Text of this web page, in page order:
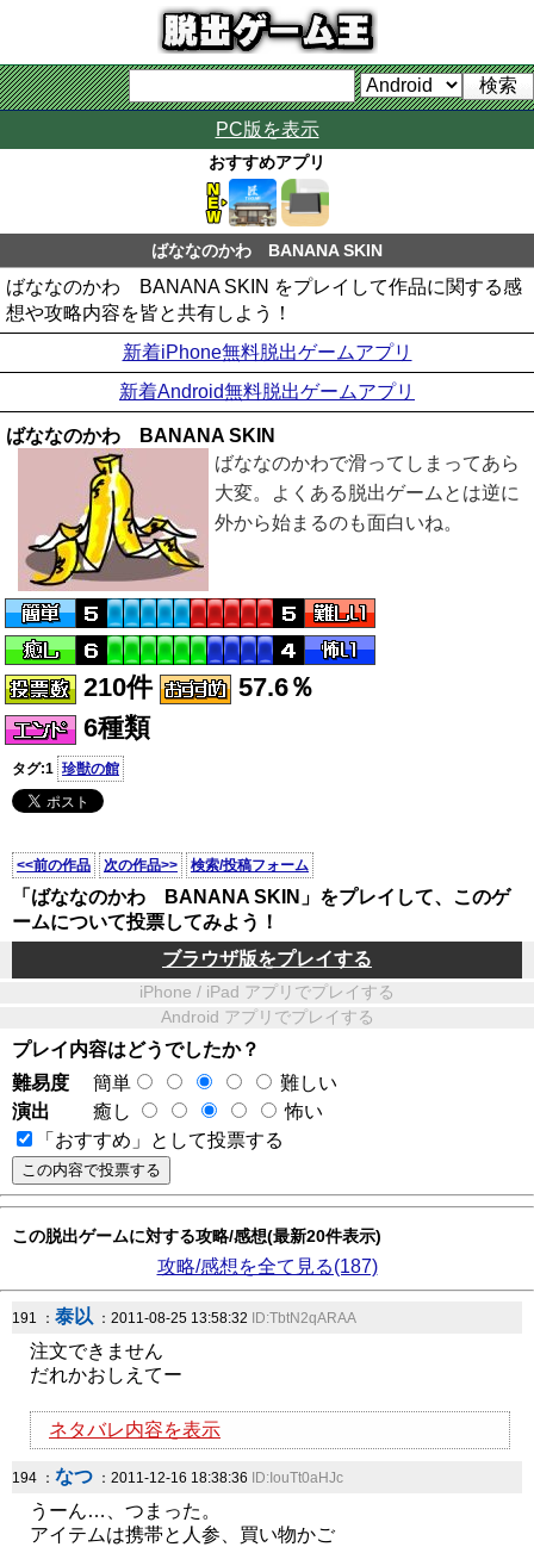
PC版を表示
おすすめアプリ
ばななのかわ BANANA SKIN
ばななのかわ BANANA SKIN をプレイして作品に関する感
想や攻略内容を皆と共有しよう！
新着iPhone無料脱出ゲームアプリ
新着Android無料脱出ゲームアプリ
ばななのかわ BANANA SKIN
ばななのかわで滑ってしまってあら
大変。よくある脱出ゲームとは逆に
外から始まるのも面白いね。
210件
57.6％
6種類
タグ:1 珍獣の館
<<前の作品 次の作品>> 検索/投稿フォーム
「ばななのかわ BANANA SKIN」をプレイして、このゲ
ームについて投票してみよう！
ブラウザ版をプレイする
iPhone / iPad アプリでプレイする
Android アプリでプレイする
プレイ内容はどうでしたか？
難易度
簡単
難しい
演出
癒し
怖い
「おすすめ」として投票する
この脱出ゲームに対する攻略/感想(最新20件表示)
攻略/感想を全て見る(187)
191 ： 泰以 ：2011-08-25 13:58:32 ID:TbtN2qARAA
注文できません
だれかおしえてー
ネタバレ内容を表示
194 ： なつ ：2011-12-16 18:38:36 ID:IouTt0aHJc
うーん…、つまった。
アイテムは携帯と人参、買い物かご